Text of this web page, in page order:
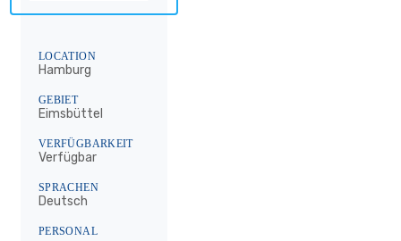
LOCATION
Hamburg
GEBIET
Eimsbüttel
VERFÜGBARKEIT
Verfügbar
SPRACHEN
Deutsch
PERSONAL